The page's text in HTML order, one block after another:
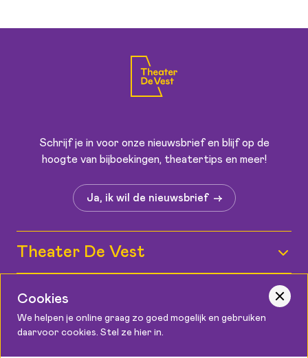
Schrijf je in voor onze nieuwsbrief en blijf op de
hoogte van bijboekingen, theatertips en meer!
Ja, ik wil de nieuwsbrief
Theater De Vest
Vacatures
Informatie
Kaartverkoop
Contact
Cookies
We helpen je online graag zo goed mogelijk en gebruiken
daarvoor cookies. Stel ze hier in.